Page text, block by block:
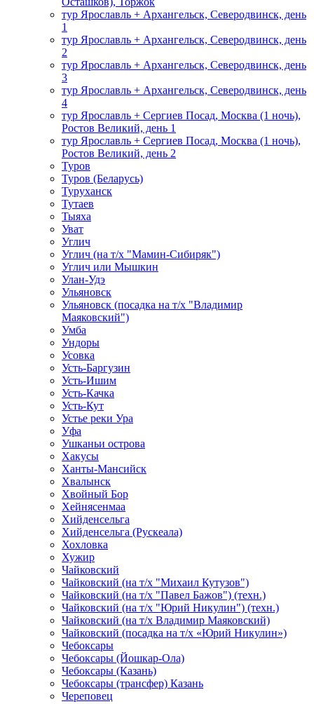
тур Ярославль + Архангельск, Северодвинск, день
1
тур Ярославль + Архангельск, Северодвинск, день
2
тур Ярославль + Архангельск, Северодвинск, день
3
тур Ярославль + Архангельск, Северодвинск, день
4
тур Ярославль + Сергиев Посад, Москва (1 ночь),
Ростов Великий, день 1
тур Ярославль + Сергиев Посад, Москва (1 ночь),
Ростов Великий, день 2
Туров
Туров (Беларусь)
Туруханск
Тутаев
Тыяха
Уват
Углич
Углич (на т/х "Мамин-Сибиряк")
Углич или Мышкин
Улан-Удэ
Ульяновск
Ульяновск (посадка на т/х "Владимир
Маяковский")
Умба
Ундоры
Усовка
Усть-Баргузин
Усть-Ишим
Усть-Качка
Усть-Кут
Устье реки Ура
Уфа
Ушканьи острова
Хакусы
Ханты-Мансийск
Хвалынск
Хвойный Бор
Хейнясенмаа
Хийденсельга
Хийденсельга (Рускеала)
Хохловка
Хужир
Чайковский
Чайковский (на т/х "Михаил Кутузов")
Чайковский (на т/х "Павел Бажов") (техн.)
Чайковский (на т/х "Юрий Никулин") (техн.)
Чайковский (на т/х Владимир Маяковский)
Чайковский (посадка на т/х «Юрий Никулин»)
Чебоксары
Чебоксары (Йошкар-Ола)
Чебоксары (Казань)
Чебоксары (трансфер) Казань
Череповец